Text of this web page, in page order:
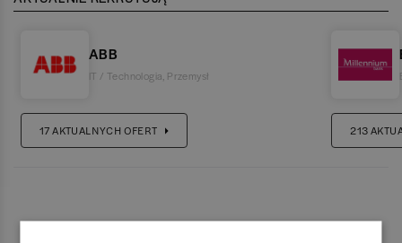
ABB
IT / Technologia Przemysł
17AKTUALNYCH OFERT 213